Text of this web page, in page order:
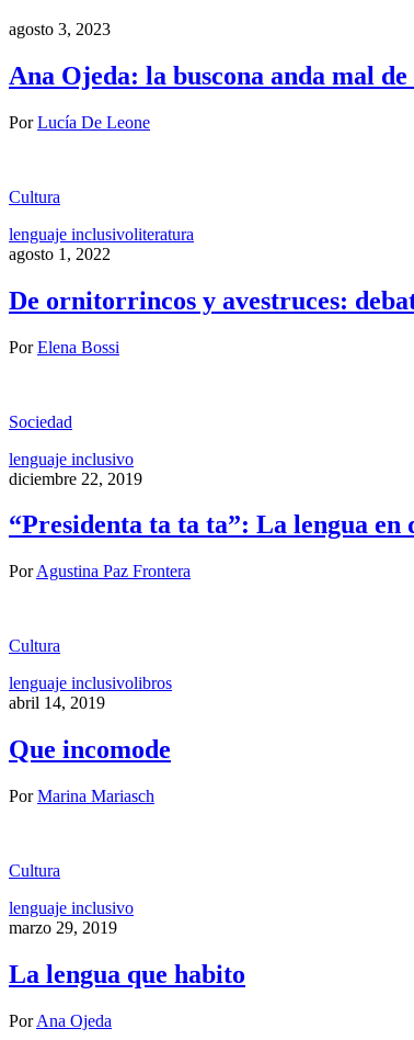
agosto 3, 2023
Ana Ojeda: la buscona anda mal
PorLucía De Leone
Cultura
lenguaje inclusivoliteratura
agosto 1, 2022
De ornitorrincos y avestruces:
PorElena Bossi
Sociedad
lenguaje inclusivo
diciembre 22, 2019
“Presidenta ta ta ta”: La lengua en
PorAgustina Paz Frontera
Cultura
lenguaje inclusivolibros
abril 14, 2019
Que incomode
PorMarina Mariasch
Cultura
lenguaje inclusivo
marzo 29, 2019
La lengua que habito
PorAna Ojeda